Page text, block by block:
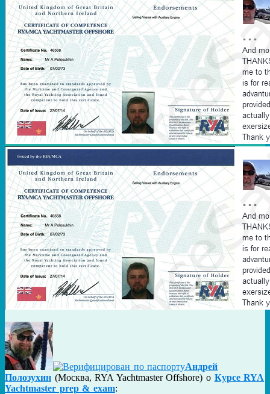
Андрей
Полозухин (Москва,RYA Yachtmaster Offshore) о Курсе RYA
Yachtmaster prep & exam: